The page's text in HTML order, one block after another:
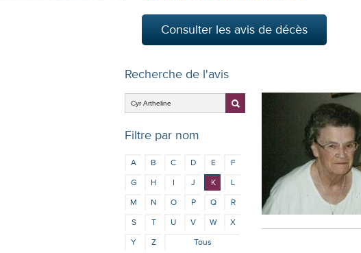
Consulter les avis de décès
Recherche de l'avis
Filtre par nom
A B C D E
F
G
H I J K
L
M
N O P Q
R
S
T U V W
X
Y
Z Tous